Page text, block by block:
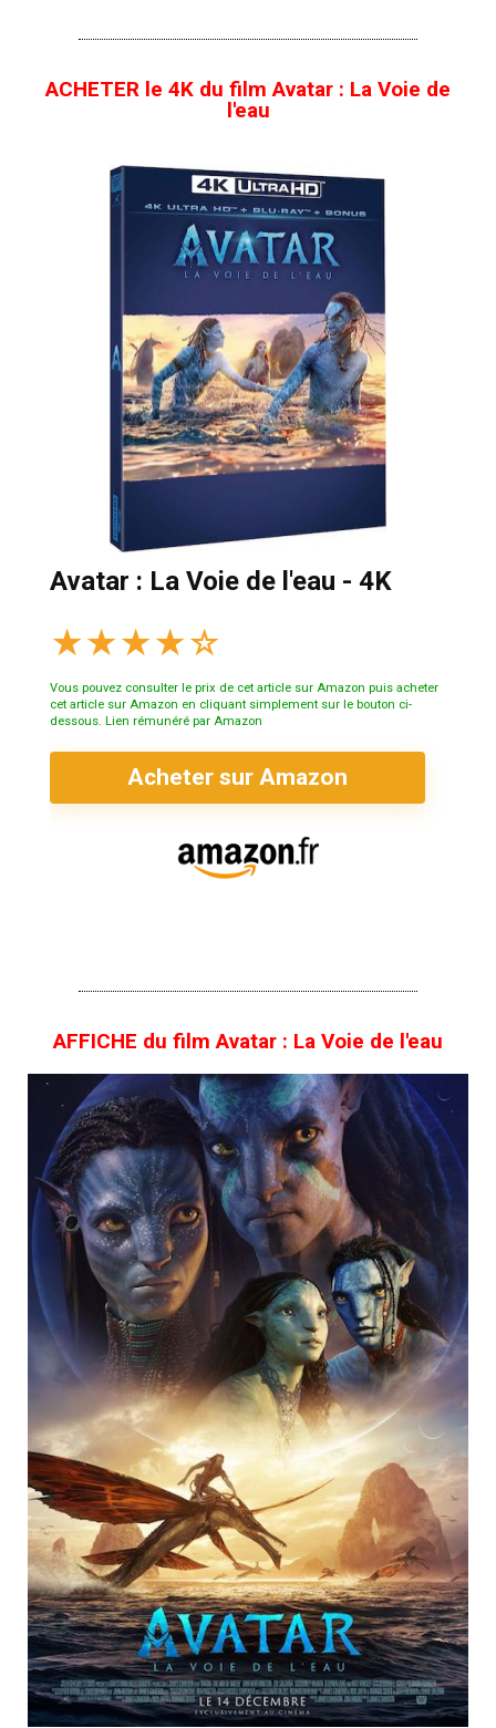
ACHETER le 4K du film Avatar : La Voie de
l'eau
Avatar : La Voie de l'eau - 4K
★★★★☆
Vous pouvez consulter le prix de cet article sur Amazon puis acheter
cet article sur Amazon en cliquant simplement sur le bouton ci-
dessous. Lien rémunéré par Amazon
Acheter sur Amazon
AFFICHE du film Avatar : La Voie de l'eau